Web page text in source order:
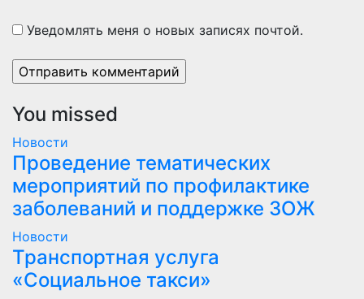
Уведомлять меня о новых записях почтой.
You missed
Новости
Проведение тематических
мероприятий по профилактике
заболеваний и поддержке ЗОЖ
Новости
Транспортная услуга
«Социальное такси»